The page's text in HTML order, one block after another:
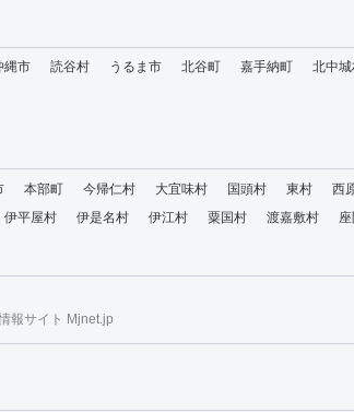
縄市 読谷村 うるま市 北谷町 嘉手納町 北中
本部町 今帰仁村 大宜味村 国頭村 東村 西
伊平屋村 伊是名村 伊江村 粟国村 渡嘉敷村
報サイト Mjnet.jp